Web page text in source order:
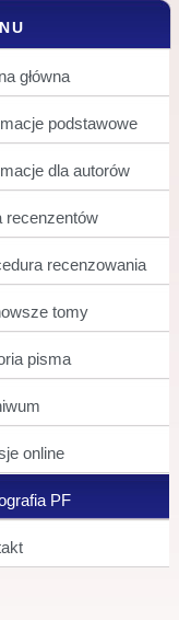
główna
podstawowe
dla autorów
recenzentów
recenzowania
tomy
pisma
online
PF